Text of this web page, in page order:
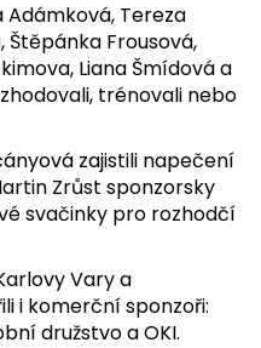
Tereza
Štěpánka Frousová,
Liana Šmídová a
trénovali nebo
zajistili napečení
Zrůst sponzorsky
svačinky pro rozhodčí
Vary a
i komerční sponzoři:
družstvo a OKI.